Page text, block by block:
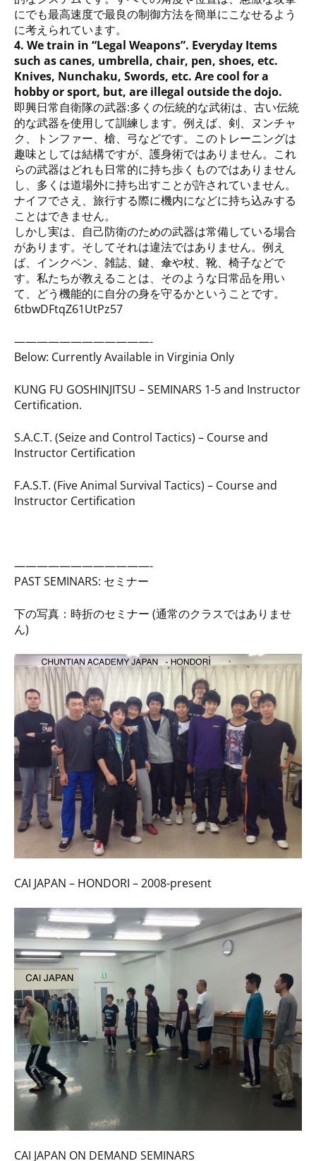
にでも最高速度で最良の制御方法を簡単にこなせるよう
に考えられています。
4. We train in “Legal Weapons”. Everyday Items
such as canes, umbrella, chair, pen, shoes, etc.
Knives, Nunchaku, Swords, etc. Are cool for a
hobby or sport, but, are illegal outside the dojo.
即興日常自衛隊の武器:多くの伝統的な武術は、古い伝統
的な武器を使用して訓練します。例えば、剣、ヌンチャ
ク、トンファー、槍、弓などです。このトレーニングは
趣味としては結構ですが、護身術ではありません。これ
らの武器はどれも日常的に持ち歩くものではありません
し、多くは道場外に持ち出すことが許されていません。
ナイフでさえ、旅行する際に機内になどに持ち込みする
ことはできません。
しかし実は、自己防衛のための武器は常備している場合
があります。そしてそれは違法ではありません。例え
ば、インクペン、雑誌、鍵、傘や杖、靴、椅子などで
す。私たちが教えることは、そのような日常品を用い
て、どう機能的に自分の身を守るかということです。
6tbwDFtqZ61UtPz57
————————————-
Below: Currently Available in Virginia Only
KUNG FU GOSHINJITSU – SEMINARS 1-5 and Instructor
Certification.
S.A.C.T. (Seize and Control Tactics) – Course and
Instructor Certification
F.A.S.T. (Five Animal Survival Tactics) – Course and
Instructor Certification
————————————-
PAST SEMINARS: セミナー
下の写真：時折のセミナー (通常のクラスではありませ
ん)
CAI JAPAN – HONDORI – 2008-present
CAI JAPAN ON DEMAND SEMINARS